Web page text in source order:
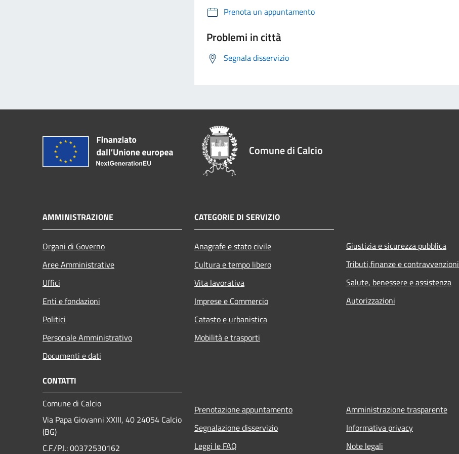
Prenota un appuntamento
Problemi in città
Segnala disservizio
Comune di Calcio
AMMINISTRAZIONE
Organi di Governo
Aree Amministrative
Uffici
Enti e fondazioni
Politici
Personale Amministrativo
Documenti e dati
CATEGORIE DI SERVIZIO
Anagrafe e stato civile
Cultura e tempo libero
Vita lavorativa
Imprese e Commercio
Catasto e urbanistica
Mobilità e trasporti
Giustizia e sicurezza pubblica
Tributi,finanze e contravvenzioni
Salute, benessere e assistenza
Autorizzazioni
CONTATTI
Comune di Calcio
Via Papa Giovanni XXIII, 40 24054 Calcio
(BG)
C.F./P.I.: 00372530162
Prenotazione appuntamento
Segnalazione disservizio
Leggi le FAQ
Amministrazione trasparente
Informativa privacy
Note legali